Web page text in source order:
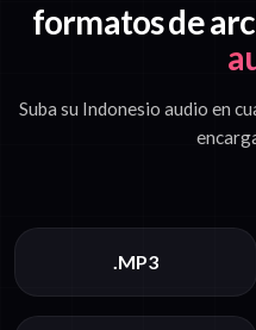
formatos de
Suba su Indonesio audio en
.MP3